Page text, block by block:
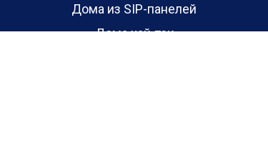
Дома из SIP-панелей
Дома хай-тек